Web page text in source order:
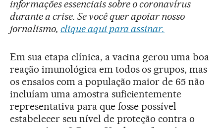
informações essenciais sobre o coronavírus
durante a crise. Se você quer apoiar nosso
jornalismo, clique aqui para assinar.
Em sua etapa clínica, a vacina gerou uma boa
reação imunológica em todos os grupos, mas
os ensaios com a população maior de 65 não
incluíam uma amostra suficientemente
representativa para que fosse possível
estabelecer seu nível de proteção contra o